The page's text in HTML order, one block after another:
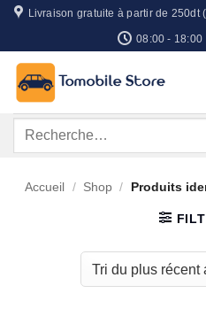
Passer
contenu
Livraison gratuite à partir de
08:00 - 18:00
Recherche
Accueil / Shop / Produits